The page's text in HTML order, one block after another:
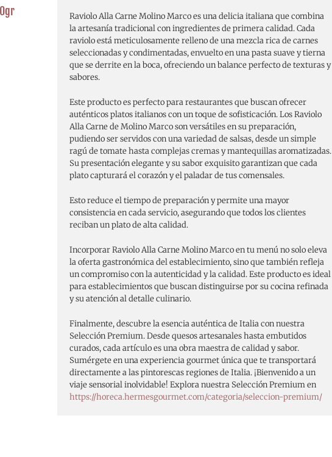
Raviolo Alla Carne Molino Marco es una delicia italiana que combina
la artesanía tradicional con ingredientes de primera calidad. Cada
raviolo está meticulosamente relleno de una mezcla rica de carnes
seleccionadas y condimentadas, envuelto en una pasta suave y tierna
que se derrite en la boca, ofreciendo un balance perfecto de texturas y
sabores.
Este producto es perfecto para restaurantes que buscan ofrecer
auténticos platos italianos con un toque de sofisticación. Los Raviolo
Alla Carne de Molino Marco son versátiles en su preparación,
pudiendo ser servidos con una variedad de salsas, desde un simple
ragú de tomate hasta complejas cremas y mantequillas aromatizadas.
Su presentación elegante y su sabor exquisito garantizan que cada
plato capturará el corazón y el paladar de tus comensales.
Esto reduce el tiempo de preparación y permite una mayor
consistencia en cada servicio, asegurando que todos los clientes
reciban un plato de alta calidad.
Incorporar Raviolo Alla Carne Molino Marco en tu menú no solo eleva
la oferta gastronómica del establecimiento, sino que también refleja
un compromiso con la autenticidad y la calidad. Este producto es ideal
para establecimientos que buscan distinguirse por su cocina refinada
y su atención al detalle culinario.
Finalmente, descubre la esencia auténtica de Italia con nuestra
Selección Premium. Desde quesos artesanales hasta embutidos
curados, cada artículo es una obra maestra de calidad y sabor.
Sumérgete en una experiencia gourmet única que te transportará
directamente a las pintorescas regiones de Italia. ¡Bienvenido a un
viaje sensorial inolvidable! Explora nuestra Selección Premium en
https://horeca.hermesgourmet.com/categoria/seleccion-premium/